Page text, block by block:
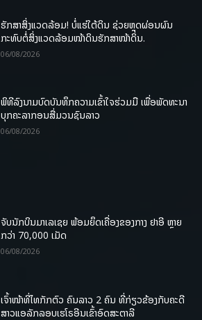
ຮັກສາສິ່ງແວດລ້ອມ! ບໍ່ແຮ່ໃຕ້ດິນ ຊ່ວຍຫຼຸດຜ່ອນຜົນ
ກະທົບຕໍ່ສິ່ງແວດລ້ອມໜ້າດິນຮັກສາໜ້າດິນ.
06/08/2026
ພິທີລົງນາມບົດບັນທຶກຄວາມເຂົ້າໃຈຮ່ວມມື ເພື່ອພັດທະນາ
ບຸກຄະລາກອນສື່ມວນຊົນລາວ
06/08/2026
ຈັບນັກບິນມາເລເຊຍ ພ້ອມຍຶດເຄື່ອງຂອງກາງ ຢາອີ ຫຼາຍ
ກວ່າ 70,000 ເມັດ
06/08/2026
ເຈົ້າໜ້າທີ່ໄທກັກຕົວ ຄົນລາວ 2 ຄົນ ທີ່ກ່ຽວຂ້ອງກັບຄະດີ
ສາວແອລັກລອບເຮໂຣອີນເຂົ້າອົດສະຕາລີ